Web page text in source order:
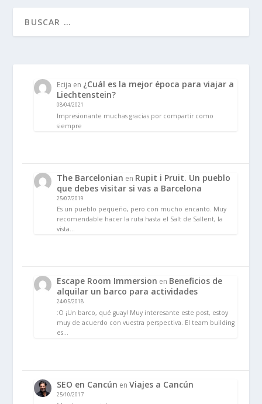
Ecija en ¿Cuál es la mejor época para viajar a
Liechtenstein?
08/04/2021
Impresionante muchas gracias por compartir como
siempre
The Barcelonian en Rupit i Pruit. Un pueblo
que debes visitar si vas a Barcelona
25/07/2019
Es un pueblo pequeño, pero con mucho encanto. Muy
recomendable hacer la ruta hasta el Salt de Sallent, la
vista…
Escape Room Immersion en Beneficios de
alquilar un barco para actividades
24/05/2018
:O ¡Un barco, qué guay! Muy interesante este post, estoy
muy de acuerdo con vuestra perspectiva. El team building
es…
SEO en Cancún enViajes a Cancún
25/10/2017